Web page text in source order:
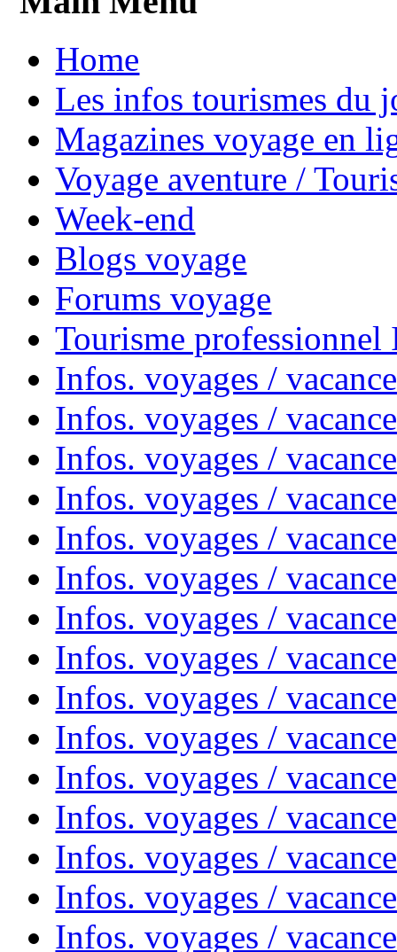
Home
Les infos tourismes du
Magazines voyage en
Voyage aventure /
Week-end
Blogs voyage
Forums voyage
Tourisme
Infos. voyages /
Infos. voyages /
Infos. voyages /
Infos. voyages /
Infos. voyages /
Infos. voyages /
Infos. voyages /
Infos. voyages /
Infos. voyages /
Infos. voyages /
Infos. voyages /
Infos. voyages /
Infos. voyages /
Infos. voyages /
Infos. voyages /